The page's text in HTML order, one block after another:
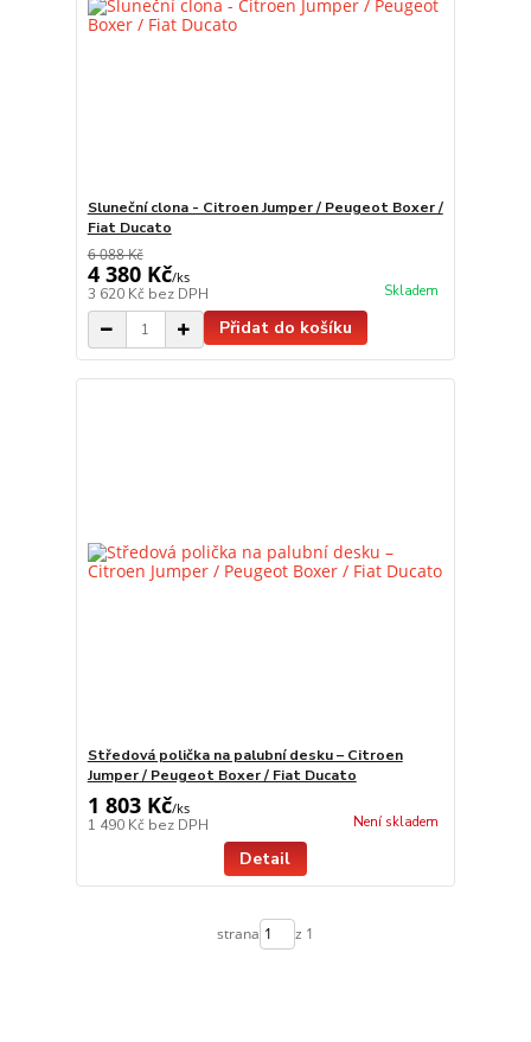
Sluneční clona - Citroen Jumper / Peugeot Boxer /
Fiat Ducato
6 088 Kč
4 380 Kč/ks
3 620 Kč bez DPH Skladem
Přidat do košíku
Středová polička na palubní desku – Citroen
Jumper / Peugeot Boxer / Fiat Ducato
1 803 Kč/ks
1 490 Kč bez DPH Není skladem
Detail
strana z 1